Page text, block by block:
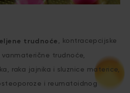
trudnoće
, kontracepcijske
trudnoće,
raka jajnika i sluznice materice,
i reumatoidnog